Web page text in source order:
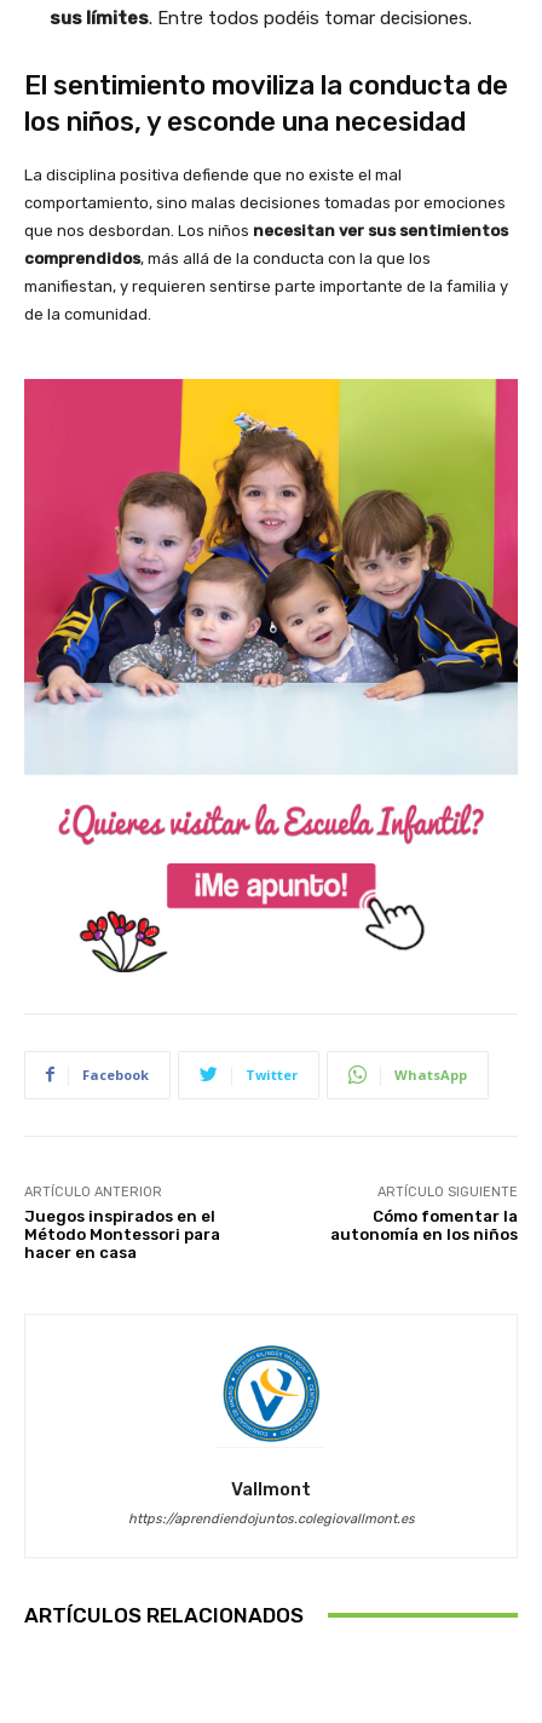
sus límites. Entre todos podéis tomar decisiones.
El sentimiento moviliza la conducta de
los niños, y esconde una necesidad
La disciplina positiva defiende que no existe el mal
comportamiento, sino malas decisiones tomadas por emociones
que nos desbordan. Los niños necesitan ver sus sentimientos
comprendidos, más allá de la conducta con la que los
manifiestan, y requieren sentirse parte importante de la familia y
de la comunidad.
Facebook Twitter WhatsApp
ARTÍCULO ANTERIOR
Juegos inspirados en el
Método Montessori para
hacer en casa
ARTÍCULO SIGUIENTE
Cómo fomentar la
autonomía en los niños
Vallmont
https://aprendiendojuntos.colegiovallmont.es
ARTÍCULOS RELACIONADOS